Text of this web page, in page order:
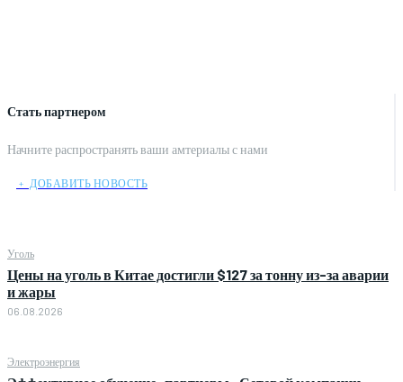
Стать партнером
Начните распространять ваши амтериалы с нами
﹢ ДОБАВИТЬ НОВОСТЬ
Уголь
Цены на уголь в Китае достигли $127 за тонну из-за аварии
и жары
06.08.2026
Электроэнергия